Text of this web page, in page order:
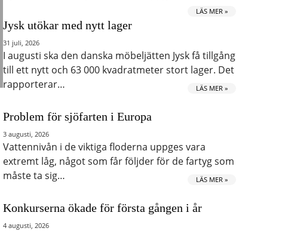
LÄS MER »
Jysk utökar med nytt lager
31 juli, 2026
I augusti ska den danska möbeljätten Jysk få tillgång
till ett nytt och 63 000 kvadratmeter stort lager. Det
rapporterar…
LÄS MER »
Problem för sjöfarten i Europa
3 augusti, 2026
Vattennivån i de viktiga floderna uppges vara
extremt låg, något som får följder för de fartyg som
måste ta sig…
LÄS MER »
Konkurserna ökade för första gången i år
4 augusti, 2026